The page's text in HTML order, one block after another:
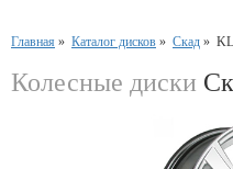
Главная » Каталог дисков » Скад »
Колесные диски